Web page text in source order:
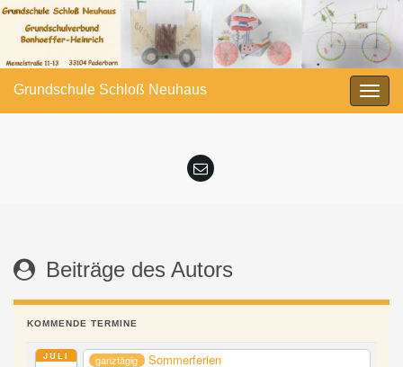
Grundschule Schloß Neuhaus
Beiträge des Autors
KOMMENDE TERMINE
JULI ganztägig Sommerferien